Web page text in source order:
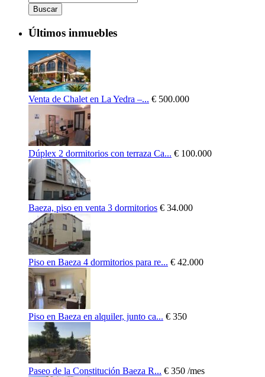
Buscar
Últimos inmuebles
Venta de Chalet en La Yedra –... € 500.000
Dúplex 2 dormitorios con terraza Ca... € 100.000
Baeza, piso en venta 3 dormitorios € 34.000
Piso en Baeza 4 dormitorios para re... € 42.000
Piso en Baeza en alquiler, junto ca... € 350
Paseo de la Constitución Baeza R... € 350 /mes